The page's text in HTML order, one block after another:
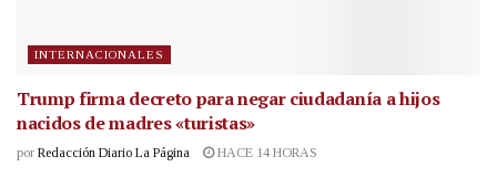
INTERNACIONALES
Trump firma decreto para negar ciudadanía a hijos
nacidos de madres «turistas»
por Redacción Diario La Página HACE 14 HORAS